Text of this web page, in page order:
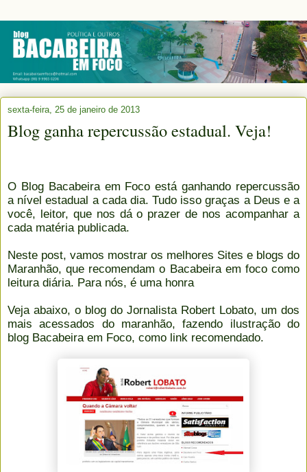
sexta-feira, 25 de janeiro de 2013
Blog ganha repercussão estadual. Veja!
O Blog Bacabeira em Foco está ganhando repercussão
a nível estadual a cada dia. Tudo isso graças a Deus e a
você, leitor, que nos dá o prazer de nos acompanhar a
cada matéria publicada.
Neste post, vamos mostrar os melhores Sites e blogs do
Maranhão, que recomendam o Bacabeira em foco como
leitura diária. Para nós, é uma honra
Veja abaixo, o blog do Jornalista Robert Lobato, um dos
mais acessados do maranhão, fazendo ilustração do
blog Bacabeira em Foco, como link recomendado.